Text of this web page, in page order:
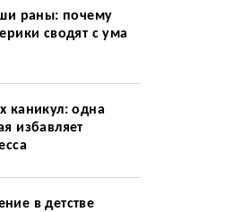
раны: почему
сводят с ума
каникул: одна
избавляет
в детстве